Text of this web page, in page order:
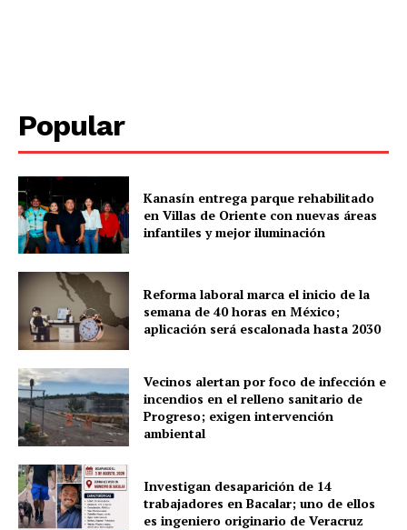
Menú
Yucatán
Sociedad y Negocios
Policíacas
Deportes
Política
Municipios
Popular
Kanasín entrega parque rehabilitado
en Villas de Oriente con nuevas áreas
infantiles y mejor iluminación
Reforma laboral marca el inicio de la
semana de 40 horas en México;
aplicación será escalonada hasta 2030
Vecinos alertan por foco de infección e
incendios en el relleno sanitario de
Progreso; exigen intervención
ambiental
Investigan desaparición de 14
trabajadores en Bacalar; uno de ellos
es ingeniero originario de Veracruz